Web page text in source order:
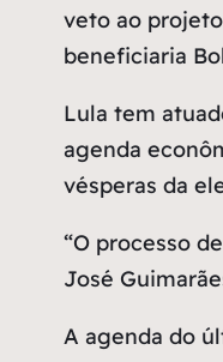
veto ao
beneficiaria
Lula tem
agenda
vésperas da
“O processo
José
A agenda do